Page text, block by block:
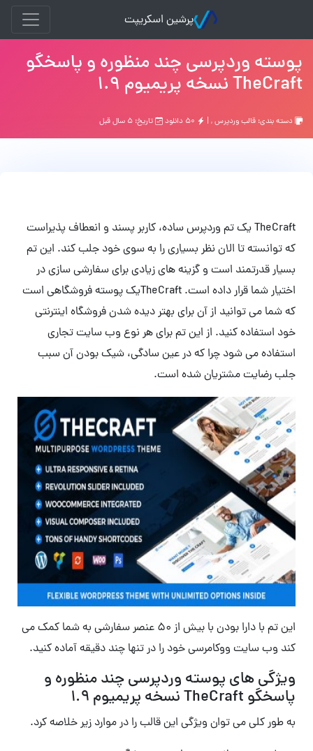
پرشین اسکریپت
پوسته وردپرسی چند منظوره و پاسخگو
TheCraft نسخه پریمیوم 1.9
دسته بندی: قالب وردپرس, | تاریخ: ۵ سال قبل
TheCraft یک تم وردپرس ساده، کاربر پسند و انعطاف پذیراست
که توانسته تا الان نظر بسیاری را به سوی خود جلب کند. این تم
بسیار قدرتمند است و گزینه های زیادی برای سفارشی سازی در
اختیار شما قرار داده است. TheCraftیک پوسته فروشگاهی است
که شما می توانید از آن برای بهتر دیده شدن فروشگاه اینترنتی
خود استفاده کنید. از این تم برای هر نوع وب سایت تجاری
استفاده می شود چرا که در عین سادگی، شیک بودن آن سبب
جلب رضایت مشتریان شده است.
این تم با دارا بودن با بیش از ۵۰ عنصر سفارشی به شما کمک می
کند وب سایت ووکامرسی خود را در تنها چند دقیقه آماده کنید.
ویژگی های پوسته وردپرسی چند منظوره و
پاسخگو TheCraft نسخه پریمیوم 1.9
به طور کلی می توان ویژگی این قالب را در موارد زیر خلاصه کرد.